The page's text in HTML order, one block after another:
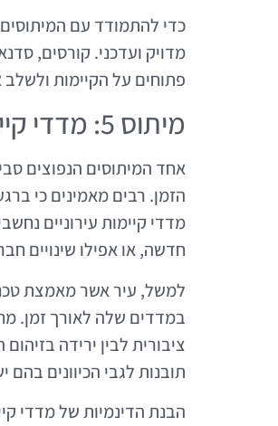
כדי להתמודד עם המיתוסים
מדויק ועדכני. קורסים,
פתוחים על הקיימות
מיתוס 5: מדדי קיימות עירוניים הם סטטיים ולא משתנים
אחד המיתוסים הנפוצים
הזמן. רבים מאמינים כי
מדדי קיימות עירוניים
חדשה, או אפילו שינויים
למשל, עיר אשר מאמצת
במדדים שלה לאורך זמן.
ציבורית לבין ירידה
תובנות לגבי הכיוונים
הבנת הדינמיות של מדדי